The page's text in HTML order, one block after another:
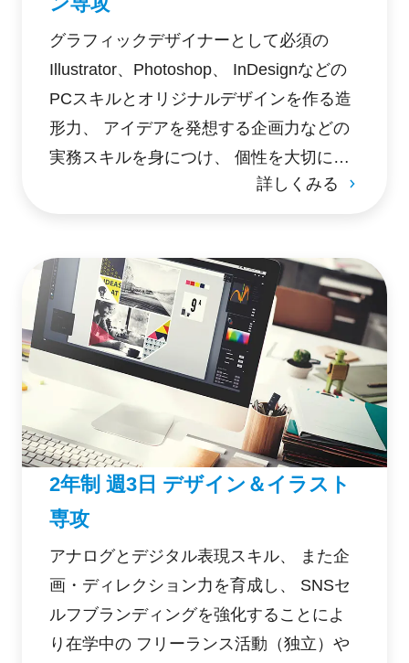
グラフィックデザイナーとして必須の
Illustrator、Photoshop、 InDesignなどの
PCスキルとオリジナルデザインを作る造
形力、 アイデアを発想する企画力などの
実務スキルを身につけ、 個性を大切にし
つつも企業就職に向けたポートフォリオ
詳しくみる
2年制 週3日 デザイン＆イラスト
専攻
アナログとデジタル表現スキル、 また企
画・ディレクション力を育成し、 SNSセ
ルフブランディングを強化することによ
り在学中の フリーランス活動（独立）や